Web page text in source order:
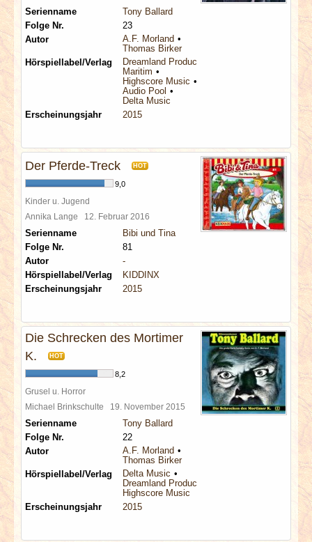
Serienname
Tony Ballard
Folge Nr.
23
Autor
A.F. Morland
Thomas Birker
Hörspiellabel/Verlag
Dreamland Productions
Maritim
Highscore Music
Audio Pool
Delta Music
Erscheinungsjahr
2015
Der Pferde-Treck HOT
9,0
Kinder u. Jugend
Annika Lange 12. Februar 2016
Serienname
Bibi und Tina
Folge Nr.
81
Autor
-
Hörspiellabel/Verlag
KIDDINX
Erscheinungsjahr
2015
Die Schrecken des Mortimer
K.
HOT
8,2
Grusel u. Horror
Michael Brinkschulte 19. November 2015
Serienname
Tony Ballard
Folge Nr.
22
Autor
A.F. Morland
Thomas Birker
Hörspiellabel/Verlag
Delta Music
Dreamland Productions
Highscore Music
Erscheinungsjahr
2015